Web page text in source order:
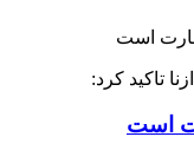
تاکید کرد:
است